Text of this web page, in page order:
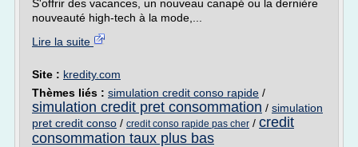
S'offrir des vacances, un nouveau canapé ou la dernière
nouveauté high-tech à la mode,...
Lire la suite
Site : kredity.com
Thèmes liés : simulation credit conso rapide /
simulation credit pret consommation / simulation
pret credit conso / credit conso rapide pas cher / credit
consommation taux plus bas